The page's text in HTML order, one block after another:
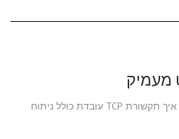
הסבר מעמיק מתחת למנוע על איך תקשורת TCP עובדת כולל ניתוח